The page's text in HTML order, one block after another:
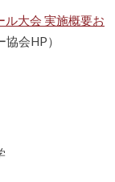
大会 実施概要お
協会HP）